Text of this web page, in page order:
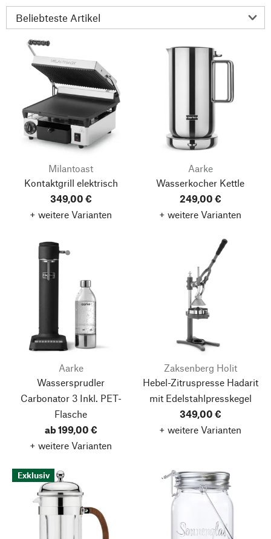
Milantoast
Kontaktgrill elektrisch
349,00 €
+ weitere Varianten
Aarke
Wasserkocher Kettle
249,00 €
+ weitere Varianten
Aarke
Wassersprudler
Carbonator 3Inkl. PET-
Flasche
ab 199,00 €
+ weitere Varianten
Zaksenberg Holit
Hebel-Zitruspresse Hadarit
mit Edelstahlpresskegel
349,00 €
+ weitere Varianten
Exklusiv